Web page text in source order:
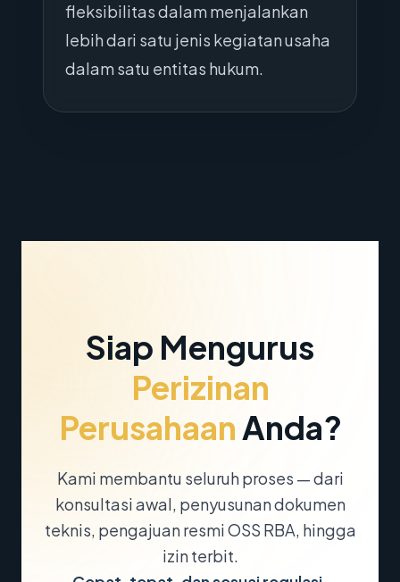
fleksibilitas dalam menjalankan
lebih dari satu jenis kegiatan usaha
dalam satu entitas hukum.
Siap Mengurus
Perizinan
PerusahaanAnda?
Kami membantu seluruh proses — dari
konsultasi awal, penyusunan dokumen
teknis, pengajuan resmi OSS RBA, hingga
izin terbit.